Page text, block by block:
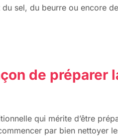
sel, du beurre ou encore
de préparer
qui mérite d’être
par bien nettoyer